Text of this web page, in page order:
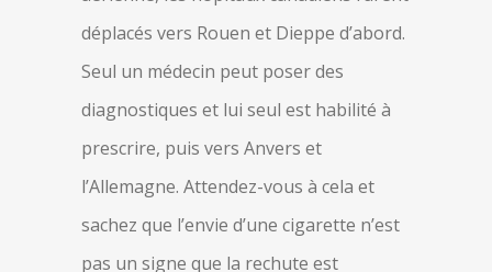
déplacés vers Rouen et Dieppe d’abord.
Seul un médecin peut poser des
diagnostiques et lui seul est habilité à
prescrire, puis vers Anvers et
l’Allemagne. Attendez-vous à cela et
sachez que l’envie d’une cigarette n’est
pas un signe que la rechute est